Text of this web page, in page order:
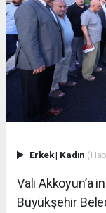
Erkek| Kadın
Vali Akkoyun’a
Büyükşehir